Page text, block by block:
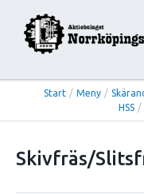
Start / Meny /
HSS /
Skivfräs/